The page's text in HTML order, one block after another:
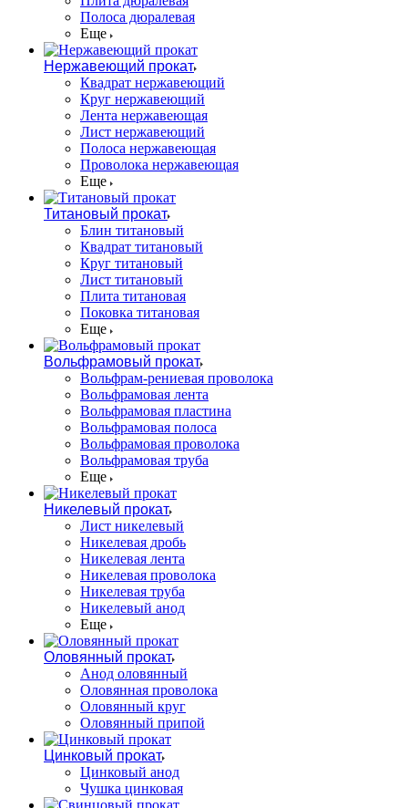
Полоса дюралевая
Еще
Нержавеющий прокат
Квадрат нержавеющий
Круг нержавеющий
Лента нержавеющая
Лист нержавеющий
Полоса нержавеющая
Проволока нержавеющая
Еще
Титановый прокат
Блин титановый
Квадрат титановый
Круг титановый
Лист титановый
Плита титановая
Поковка титановая
Еще
Вольфрамовый прокат
Вольфрам-рениевая проволока
Вольфрамовая лента
Вольфрамовая пластина
Вольфрамовая полоса
Вольфрамовая проволока
Вольфрамовая труба
Еще
Никелевый прокат
Лист никелевый
Никелевая дробь
Никелевая лента
Никелевая проволока
Никелевая труба
Никелевый анод
Еще
Оловянный прокат
Анод оловянный
Оловянная проволока
Оловянный круг
Оловянный припой
Цинковый прокат
Цинковый анод
Чушка цинковая